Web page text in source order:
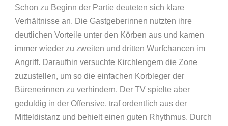
Schon zu Beginn der Partie deuteten sich klare
Verhältnisse an. Die Gastgeberinnen nutzten ihre
deutlichen Vorteile unter den Körben aus und kamen
immer wieder zu zweiten und dritten Wurfchancen im
Angriff. Daraufhin versuchte Kirchlengern die Zone
zuzustellen, um so die einfachen Korbleger der
Bürenerinnen zu verhindern. Der TV spielte aber
geduldig in der Offensive, traf ordentlich aus der
Mitteldistanz und behielt einen guten Rhythmus. Durch